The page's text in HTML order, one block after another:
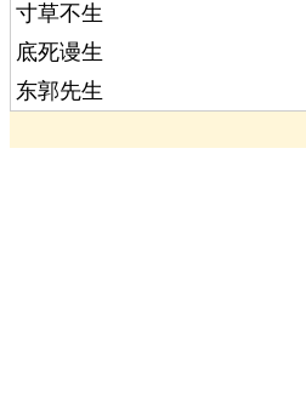
寸草不生
底死谩生
东郭先生